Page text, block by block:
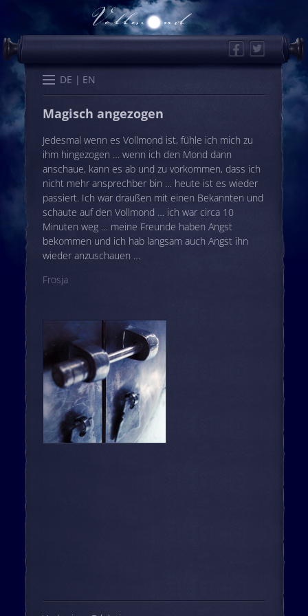
FacebookTwitter
DE EN
Start Kalender Karten
Magisch angezogen
Jedesmal wenn es Vollmond ist, fühle ich mich zu
ihm hingezogen … wenn ich den Mond dann
anschaue, kann es ab und zu vorkommen, dass ich
nicht mehr ansprechber bin … heute ist es wieder
passiert. Ich war draußen mit einen Bekannten und
schaute auf den Vollmond … ich war circa 10
Minuten weg … meine Freunde haben Angst
bekommen und ich hab langsam auch Angst ihn
wieder anzuschauen …
Frosja
Beitrags-Navigation